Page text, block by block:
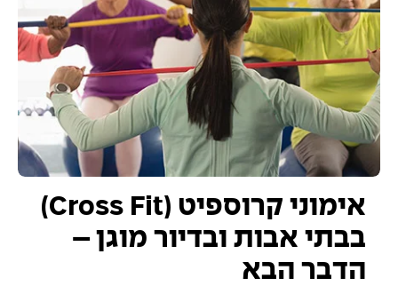
אימוני קרוספיט (Cross Fit)
בבתי אבות ובדיור מוגן –
הדבר הבא